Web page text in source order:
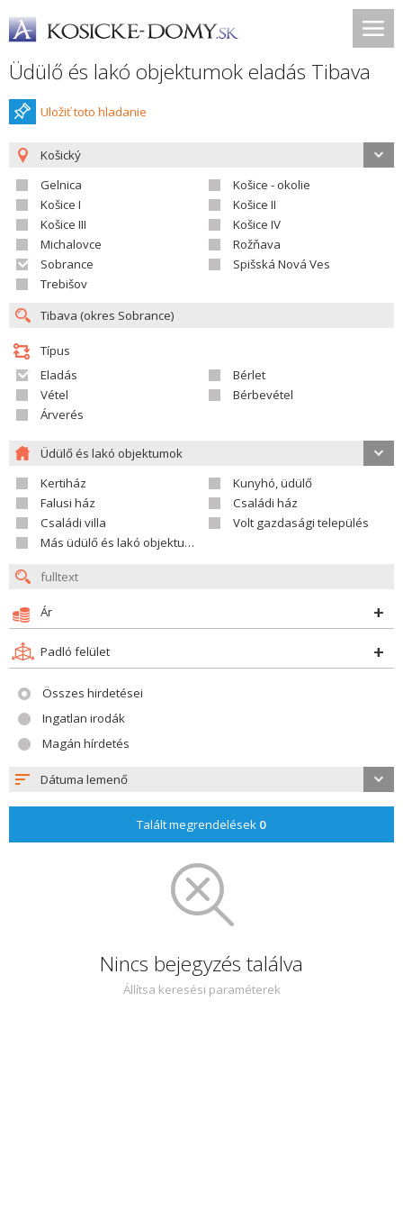
Üdülő és lakó objektumok eladás Tibava
Uložiť toto hladanie
Košický
Gelnica
Košice - okolie
Košice I
Košice II
Košice III
Košice IV
Michalovce
Rožňava
Sobrance
Spišská Nová Ves
Trebišov
Típus
Eladás
Bérlet
Vétel
Bérbevétel
Árverés
Üdülő és lakó objektumok
Kertiház
Kunyhó, üdülő
Falusi ház
Családi ház
Családi villa
Volt gazdasági település
Más üdülő és lakó objektumok
Ár
Padló felület
Összes hirdetései
Ingatlan irodák
Magán hírdetés
Dátuma lemenő
Talált megrendelések 0
Nincs bejegyzés találva
Állítsa keresési paraméterek